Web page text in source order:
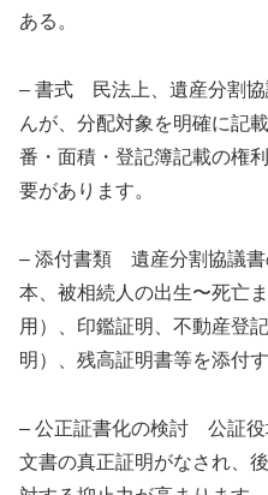
ある。
– 書式 民法上、遺産分割協
んが、分配対象を明確に記
番・面積・登記簿記載の権
要があります。
– 添付書類 遺産分割協議書
本、被相続人の出生〜死亡
用）、印鑑証明、不動産登
明）、残高証明書等を添付
– 公正証書化の検討 公証役
文書の真正証明がなされ、